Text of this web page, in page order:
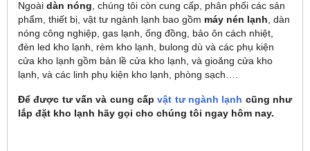
Ngoài dàn nóng , chúng tôi còn cung cấp, phân phối các sản
phẩm, thiết bị, vật tư ngành lạnh bao gồm máy nén lạnh , dàn
nóng công nghiệp, gas lạnh, ống đồng, bảo ôn cách nhiệt,
đèn led kho lạnh, rèm kho lạnh, bulong dù và các phụ kiện
cửa kho lạnh gồm bản lề cửa kho lạnh, và gioăng cửa kho
lạnh, và các linh phụ kiện kho lạnh, phòng sạch….
Để được tư vấn và cung cấpvật tư ngành lạnh cũng như
lắp đặt kho lạnh hãy gọi cho chúng tôi ngay hôm nay.